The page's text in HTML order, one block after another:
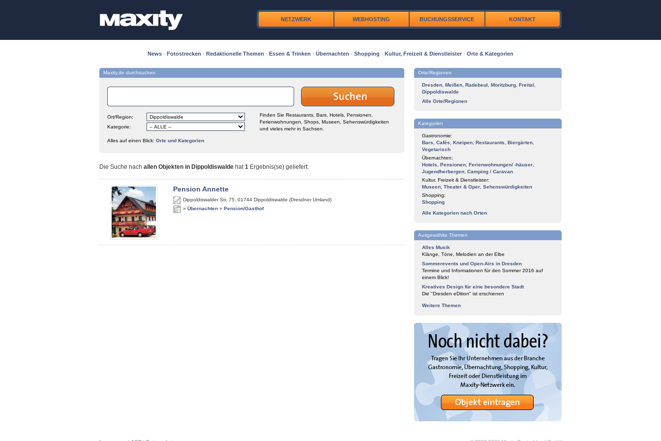
NETZWERK WEBHOSTING BUCHUNGSSERVICE KONTAKT
News · Fotostrecken · Redaktionelle Themen · Essen & Trinken · Übernachten · Shopping · Kultur, Freizeit & Dienstleister · Orte & Kategorien
Maxity.de durchsuchen
Ort/Region:
Kategorie:
Finden Sie Restaurants, Bars, Hotels, Pensionen,
Ferienwohnungen, Shops, Museen, Sehenswürdigkeiten
und vieles mehr in Sachsen.
Alles auf einen Blick: Orte und Kategorien
Die Suche nach allen Objekten in Dippoldiswalde hat1 Ergebnis(se) geliefert:
Pension Annette
Dippoldiswalder Str. 75 01744 Dippoldiswalde (Dresdner Umland)
» Übernachten » Pension/Gasthof
Orte/Regionen
Dresden Meißen Radebeul Moritzburg Freital
Dippoldiswalde
Alle Orte/Regionen
Kategorien
Gastronomie:
Bars
Cafés Kneipen Restaurants Biergärten
Vegetarisch
Übernachten:
Hotels
Pensionen Ferienwohnungen/ -häuser
Jugendherbergen Camping / Caravan
Kultur, Freizeit & Dienstleister:
Museen Theater & Oper Sehenswürdigkeiten
Shopping:
Shopping
Alle Kategorien nach Orten
Ausgewählte Themen
Alles Musik
Klänge, Töne, Melodien an der Elbe
Sommerevents und Open-Airs in Dresden
Termine und Informationen für den Sommer 2016 auf
einem Blick!
Kreatives Design für eine besondere Stadt
Die "Dresden eDition" ist erschienen
Weitere Themen